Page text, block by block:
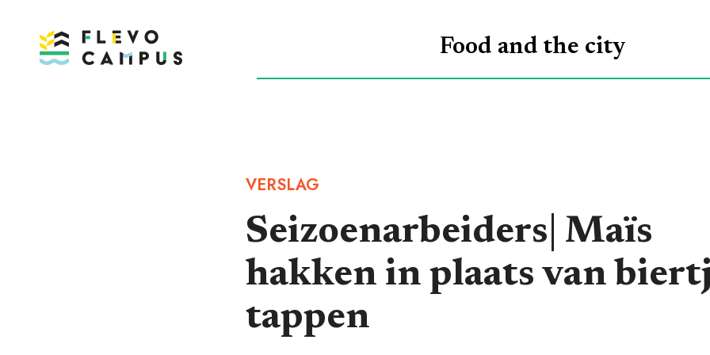
Food and the city
PROGRAMMA’S
VOOR
WIE
ONTDEKKEN
VERSLAG
Seizoenarbeiders| Maïs
hakken in plaats van
tappen